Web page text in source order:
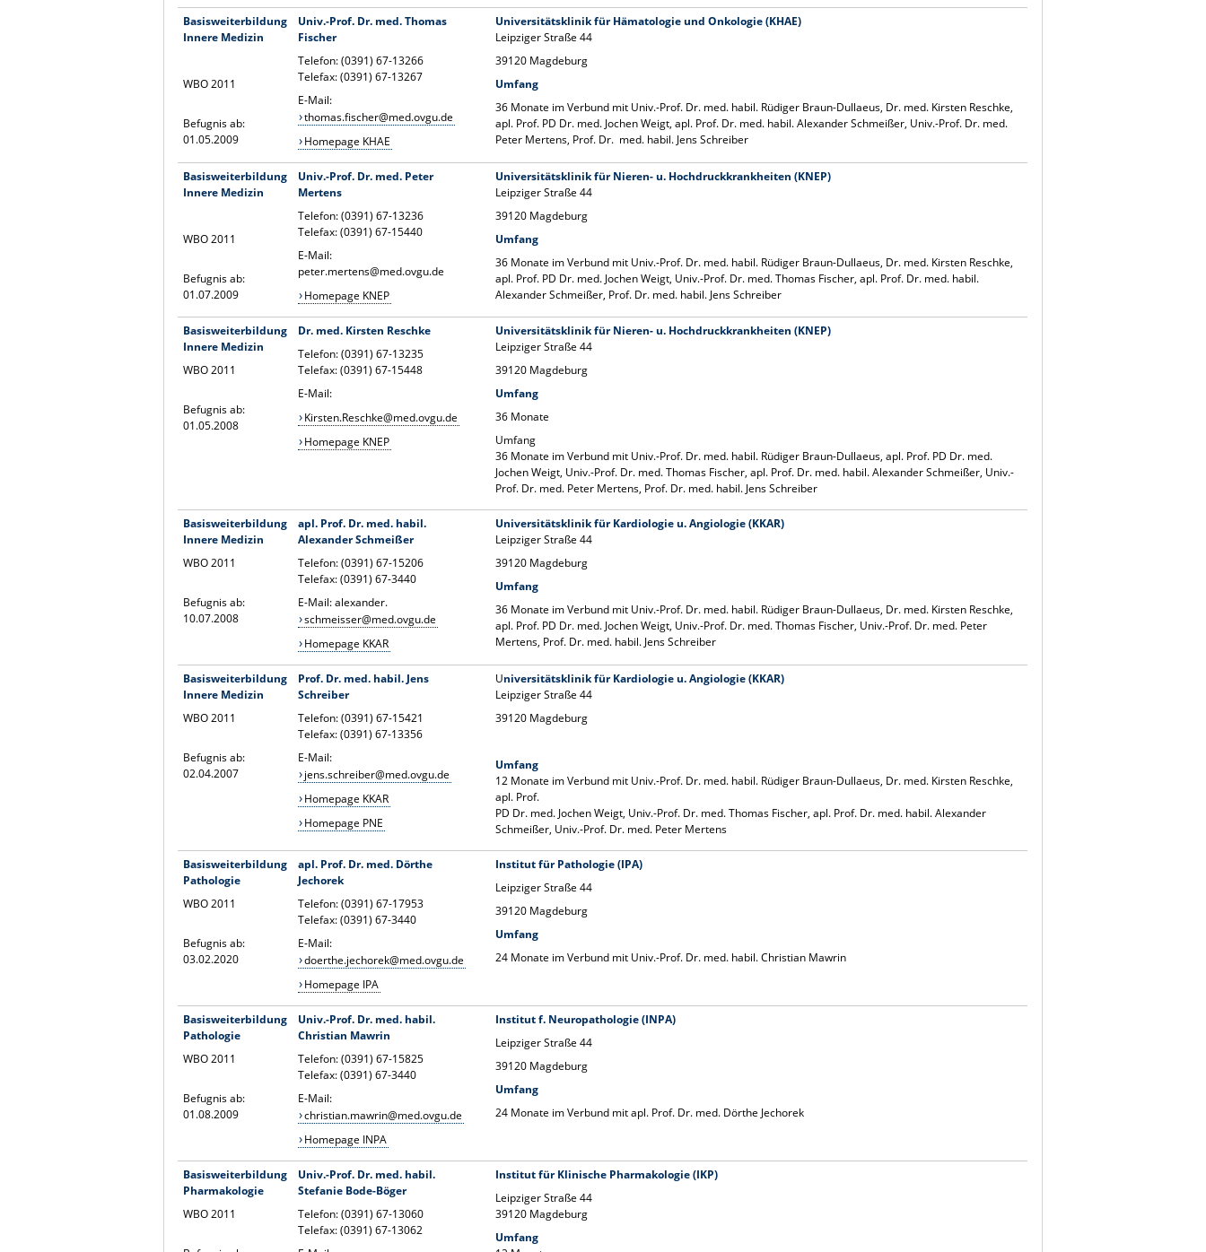
Basisweiterbildung
Innere Medizin
WBO 2011
Befugnis ab:
01.05.2009
Univ.-Prof. Dr. med. Thomas
Fischer
Telefon: (0391) 67-13266
Telefax: (0391) 67-13267
E-Mail:
thomas.fischer@med.ovgu.de
Homepage KHAE
Universitätsklinik für Hämatologie und Onkologie (KHAE)
Leipziger Straße 44
39120 Magdeburg
Umfang
36 Monate im Verbund mit Univ.-Prof. Dr. med. habil. Rüdiger Braun-Dullaeus, Dr. med. Kirsten Reschke,
apl. Prof. PD Dr. med. Jochen Weigt, apl. Prof. Dr. med. habil. Alexander Schmeißer, Univ.-Prof. Dr. med.
Peter Mertens, Prof. Dr. med. habil. Jens Schreiber
Basisweiterbildung
Innere Medizin
WBO 2011
Befugnis ab:
01.07.2009
Univ.-Prof. Dr. med. Peter
Mertens
Telefon: (0391) 67-13236
Telefax: (0391) 67-15440
E-Mail:
peter.mertens@med.ovgu.de
Homepage KNEP
Universitätsklinik für Nieren- u. Hochdruckkrankheiten (KNEP)
Leipziger Straße 44
39120 Magdeburg
Umfang
36 Monate im Verbund mit Univ.-Prof. Dr. med. habil. Rüdiger Braun-Dullaeus, Dr. med. Kirsten Reschke,
apl. Prof. PD Dr. med. Jochen Weigt, Univ.-Prof. Dr. med. Thomas Fischer, apl. Prof. Dr. med. habil.
Alexander Schmeißer, Prof. Dr. med. habil. Jens Schreiber
Basisweiterbildung
Innere Medizin
WBO 2011
Befugnis ab:
01.05.2008
Dr. med. Kirsten Reschke
Telefon: (0391) 67-13235
Telefax: (0391) 67-15448
E-Mail:
Kirsten.Reschke@med.ovgu.de
Homepage KNEP
Universitätsklinik für Nieren- u. Hochdruckkrankheiten (KNEP)
Leipziger Straße 44
39120 Magdeburg
Umfang
36 Monate
Umfang
36 Monate im Verbund mit Univ.-Prof. Dr. med. habil. Rüdiger Braun-Dullaeus, apl. Prof. PD Dr. med.
Jochen Weigt, Univ.-Prof. Dr. med. Thomas Fischer, apl. Prof. Dr. med. habil. Alexander Schmeißer, Univ.-
Prof. Dr. med. Peter Mertens, Prof. Dr. med. habil. Jens Schreiber
Basisweiterbildung
Innere Medizin
WBO 2011
Befugnis ab:
10.07.2008
apl. Prof. Dr. med. habil.
Alexander Schmeißer
Telefon: (0391) 67-15206
Telefax: (0391) 67-3440
E-Mail: alexander.
schmeisser@med.ovgu.de
Homepage KKAR
Universitätsklinik für Kardiologie u. Angiologie (KKAR)
Leipziger Straße 44
39120 Magdeburg
Umfang
36 Monate im Verbund mit Univ.-Prof. Dr. med. habil. Rüdiger Braun-Dullaeus, Dr. med. Kirsten Reschke,
apl. Prof. PD Dr. med. Jochen Weigt, Univ.-Prof. Dr. med. Thomas Fischer, Univ.-Prof. Dr. med. Peter
Mertens, Prof. Dr. med. habil. Jens Schreiber
Basisweiterbildung
Innere Medizin
WBO 2011
Befugnis ab:
02.04.2007
Prof. Dr. med. habil. Jens
Schreiber
Telefon: (0391) 67-15421
Telefax: (0391) 67-13356
E-Mail:
jens.schreiber@med.ovgu.de
Homepage KKAR
Homepage PNE
Universitätsklinik für Kardiologie u. Angiologie (KKAR)
Leipziger Straße 44
39120 Magdeburg
Umfang
12 Monate im Verbund mit Univ.-Prof. Dr. med. habil. Rüdiger Braun-Dullaeus, Dr. med. Kirsten Reschke,
apl. Prof.
PD Dr. med. Jochen Weigt, Univ.-Prof. Dr. med. Thomas Fischer, apl. Prof. Dr. med. habil. Alexander
Schmeißer, Univ.-Prof. Dr. med. Peter Mertens
Basisweiterbildung
Pathologie
WBO 2011
Befugnis ab:
03.02.2020
apl. Prof. Dr. med. Dörthe
Jechorek
Telefon: (0391) 67-17953
Telefax: (0391) 67-3440
E-Mail:
doerthe.jechorek@med.ovgu.de
Homepage IPA
Institut für Pathologie (IPA)
Leipziger Straße 44
39120 Magdeburg
Umfang
24 Monate im Verbund mit Univ.-Prof. Dr. med. habil. Christian Mawrin
Basisweiterbildung
Pathologie
WBO 2011
Befugnis ab:
01.08.2009
Univ.-Prof. Dr. med. habil.
Christian Mawrin
Telefon: (0391) 67-15825
Telefax: (0391) 67-3440
E-Mail:
christian.mawrin@med.ovgu.de
Homepage INPA
Institut f. Neuropathologie (INPA)
Leipziger Straße 44
39120 Magdeburg
Umfang
24 Monate im Verbund mit apl. Prof. Dr. med. Dörthe Jechorek
Basisweiterbildung
Pharmakologie
WBO 2011
Univ.-Prof. Dr. med. habil.
Stefanie Bode-Böger
Telefon: (0391) 67-13060
Telefax: (0391) 67-13062
Institut für Klinische Pharmakologie (IKP)
Leipziger Straße 44
39120 Magdeburg
Umfang